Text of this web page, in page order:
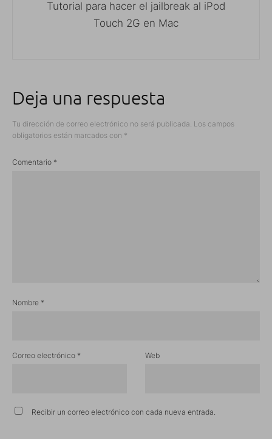
Tutorial para hacer el jailbreak al iPod
Touch 2G en Mac
Deja una respuesta
Tu dirección de correo electrónico no será publicada. Los campos
obligatorios están marcados con *
Comentario *
Nombre *
Correo electrónico * Web
Recibir un correo electrónico con cada nueva entrada.